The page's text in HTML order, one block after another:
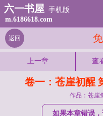
六一书屋 手机版
m.6186618.com
返回
上一章 查
卷一：苍崖初醒
作品：苍崖
如果本章错误